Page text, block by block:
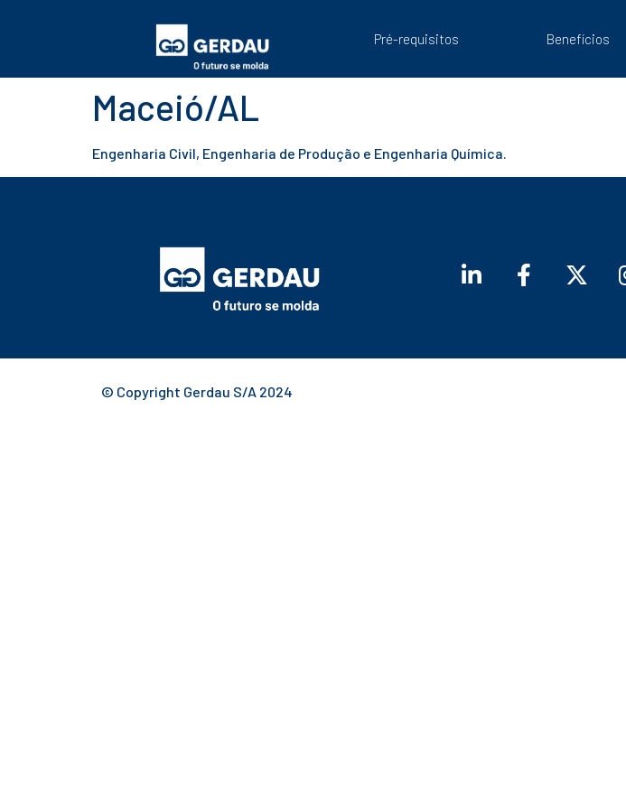
Pré-requisitos Benefícios
Maceió/AL
Engenharia Civil, Engenharia de Produção e Engenharia Química.
© Copyright Gerdau S/A 2024